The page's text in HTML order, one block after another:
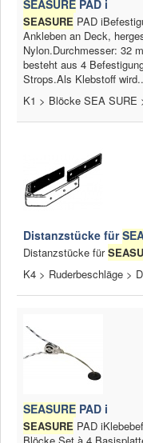
News
Produkte
Produkte
Kataloge bestellen
Händler
MyLindemann
SEASURE PAD i
SEASURE PAD
Ankleben an Deck,
Nylon.Durchmesser: 32
besteht aus 4
Strops.Als Klebstoff
K1 > Blöcke SEA SURE
Distanzstücke für
Distanzstücke für
K4 > Ruderbeschläge >
SEASURE PAD i
SEASURE PAD